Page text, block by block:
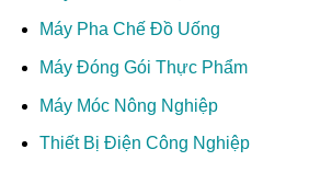
Máy Pha Chế Đồ Uống
Máy Đóng Gói Thực Phẩm
Máy Móc Nông Nghiệp
Thiết Bị Điện Công Nghiệp